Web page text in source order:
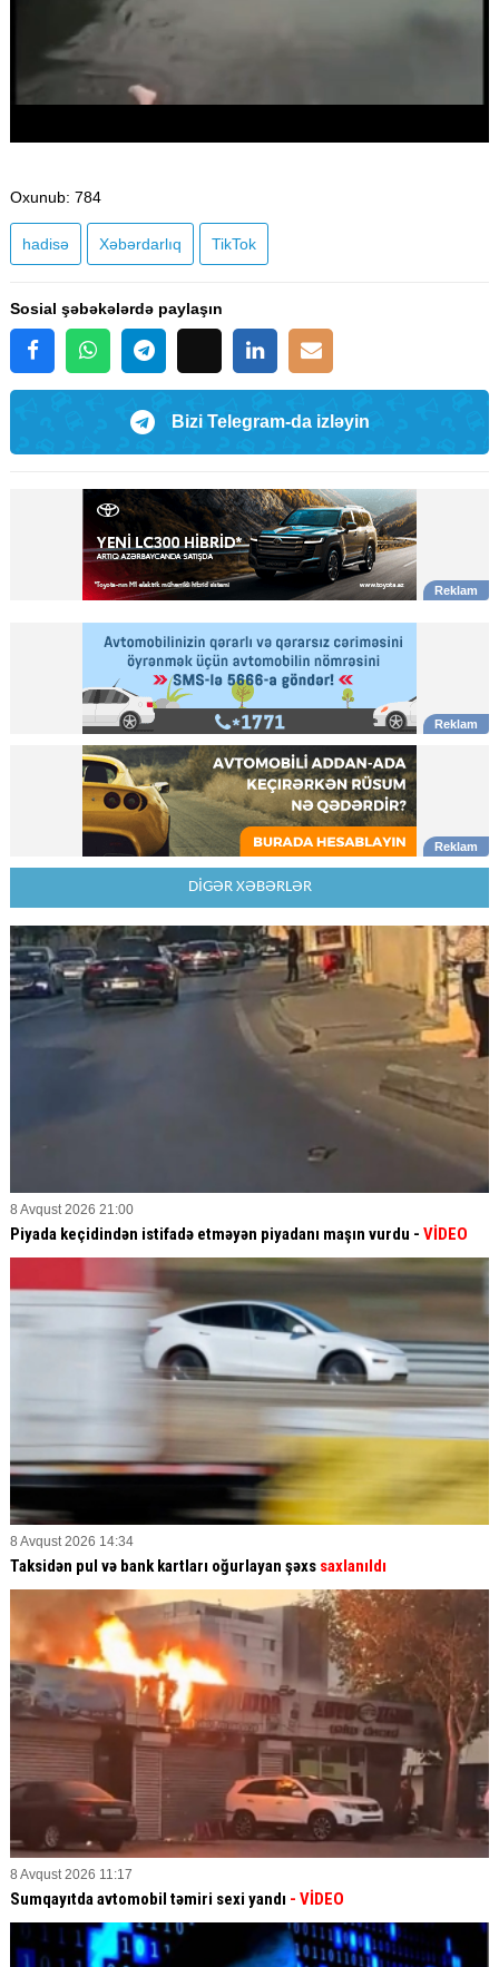
Oxunub: 784
hadisə Xəbərdarlıq TikTok
Sosial şəbəkələrdə paylaşın
Bizi Telegram-da izləyin
DİGƏR XƏBƏRLƏR
8 Avqust 2026 21:00
Piyada keçidindən istifadə etməyən piyadanı maşın vurdu - VİDEO
8 Avqust 2026 14:34
Taksidən pul və bank kartları oğurlayan şəxs saxlanıldı
8 Avqust 2026 11:17
Sumqayıtda avtomobil təmiri sexi yandı - VİDEO